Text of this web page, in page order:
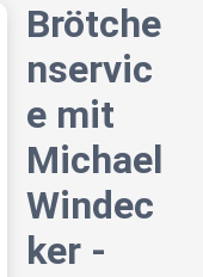
Brötche
nservic
e mit
Michael
Windec
ker -